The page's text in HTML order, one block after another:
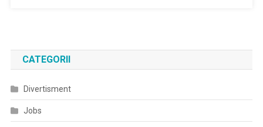
CATEGORII
Divertisment
Jobs